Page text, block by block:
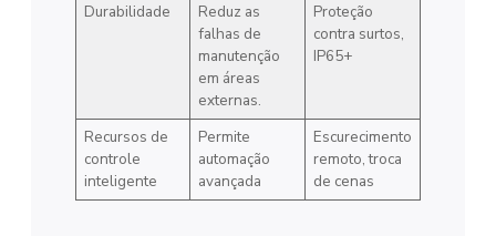
Durabilidade
Reduz as
falhas de
manutenção
em áreas
externas.
Proteção
contra surtos,
IP65+
Recursos de
controle
inteligente
Permite
automação
avançada
Escurecimento
remoto, troca
de cenas